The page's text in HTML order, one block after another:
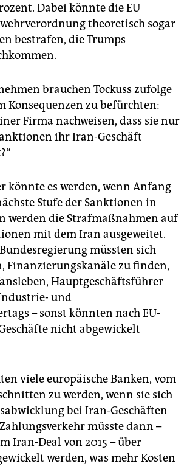
Dabei könnte die EU
theoretisch sogar
bestrafen, die Trumps
brauchen Tockuss zufolge
Konsequenzen zu befürchten:
Firma nachweisen, dass sie nur
ihr Iran-Geschäft
könnte es werden, wenn Anfang
Stufe der Sanktionen in
werden die Strafmaßnahmen auf
mit dem Iran ausgeweitet.
müssten sich
Finanzierungskanäle zu finden,
Hauptgeschäftsführer
und
– sonst könnten nach EU-
nicht abgewickelt
viele europäische Banken, vom
zu werden, wenn sie sich
bei Iran-Geschäften
müsste dann –
Iran-Deal von 2015 – über
werden, was mehr Kosten